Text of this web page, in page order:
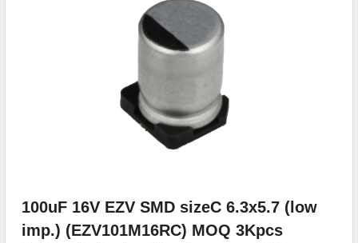
100uF 16V EZV SMD sizeC 6.3x5.7 (low
imp.) (EZV101M16RC) MOQ 3Kpcs